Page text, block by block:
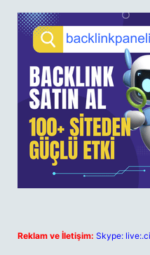
Reklam ve İletişim: Skype: